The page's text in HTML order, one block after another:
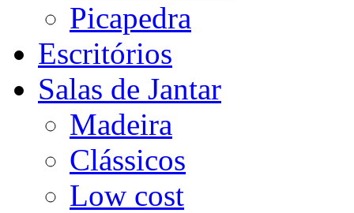
Picapedra
Escritórios
Salas de Jantar
Madeira
Clássicos
Low cost